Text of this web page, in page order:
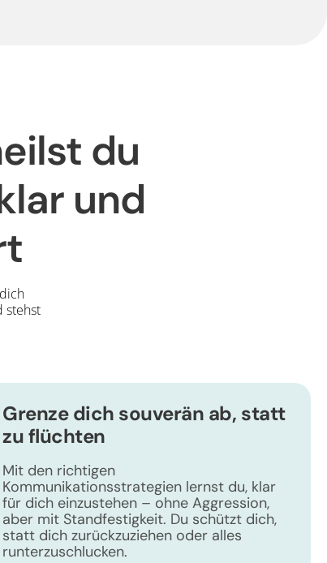
du
und
stehst
Grenze dich souverän ab, statt
zu flüchten
Mit den richtigen
Kommunikationsstrategien lernst du, klar
für dich einzustehen – ohne Aggression,
aber mit Standfestigkeit. Du schützt dich,
statt dich zurückzuziehen oder alles
runterzuschlucken.